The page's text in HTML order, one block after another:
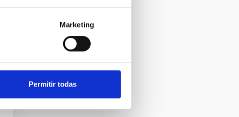
Marketing
Permitir todas